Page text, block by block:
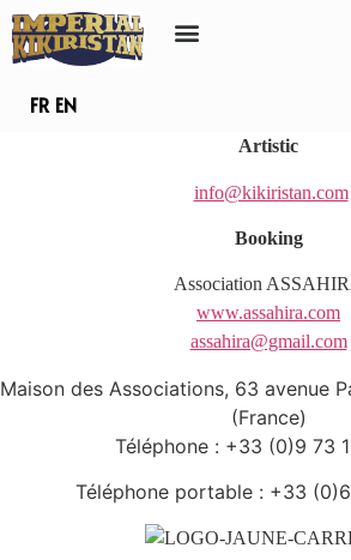
FR EN
Artistic
info@kikiristan.com
Booking
Association
www.assahira.com
assahira@gmail.com
Maison des Associations, 63 avenue
(France)
Téléphone : +33 (0)9 73
Téléphone portable : +33